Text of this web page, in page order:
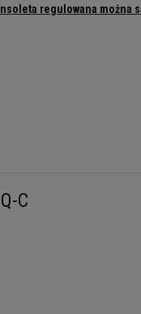
regulowana można
C